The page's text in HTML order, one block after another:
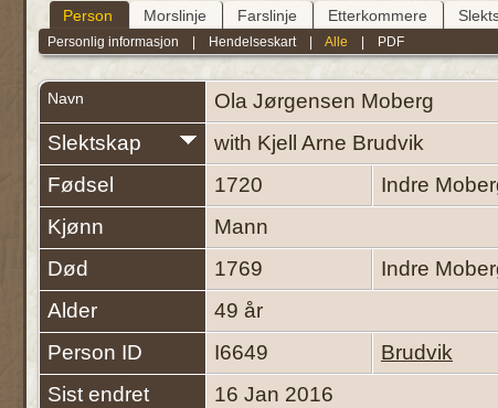
Person Morslinje Farslinje Etterkommere
Personlig informasjon | Hendelseskart |Alle | PDF
Navn Ola Jørgensen Moberg
Slektskap
with Kjell Arne Brudvik
Fødsel
1720
Indre
Kjønn
Mann
Død
1769
Indre
Alder
49 år
Person ID
I6649
Brudvik
Sist endret
16 Jan 2016